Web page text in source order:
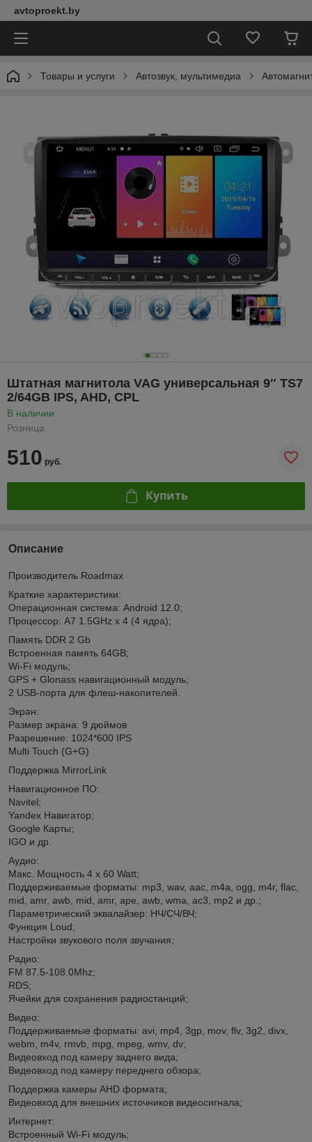
avtoproekt.by
Товары и услуги Автозвук, мультимедиа
Штатная магнитола VAG универсальная 9″ TS7
2/64GB IPS, AHD, CPL
В наличии
Розница
510 руб.
Купить
Описание
Производитель Roadmax
Краткие характеристики:
Операционная система: Android 12.0;
Процессор: A7 1.5GHz x 4 (4 ядра);
Память DDR 2 Gb
Встроенная память 64GB;
Wi-Fi модуль;
GPS + Glonass навигационный модуль;
2 USB-порта для флеш-накопителей.
Экран:
Размер экрана: 9 дюймов
Разрешение: 1024*600 IPS
Multi Touch (G+G)
Поддержка MirrorLink
Навигационное ПО:
Navitel;
Yandex Навигатор;
Google Карты;
IGO и др.
Аудио:
Макс. Мощность 4 x 60 Watt;
Поддерживаемые форматы: mp3, wav, aac, m4a, ogg, m4r, flac,
mid, amr, awb, mid, amr, ape, awb, wma, ac3, mp2 и др.;
Параметрический эквалайзер: НЧ/СЧ/ВЧ;
Функция Loud;
Настройки звукового поля звучания;
Радио:
FM 87.5-108.0Mhz;
RDS;
Ячейки для сохранения радиостанций;
Видео:
Поддерживаемые форматы: avi, mp4, 3gp, mov, flv, 3g2, divx,
webm, m4v, rmvb, mpg, mpeg, wmv, dv;
Видеовход под камеру заднего вида;
Видеовход под камеру переднего обзора;
Поддержка камеры AHD формата;
Видеовход для внешних источников видеосигнала;
Интернет:
Встроенный Wi-Fi модуль;